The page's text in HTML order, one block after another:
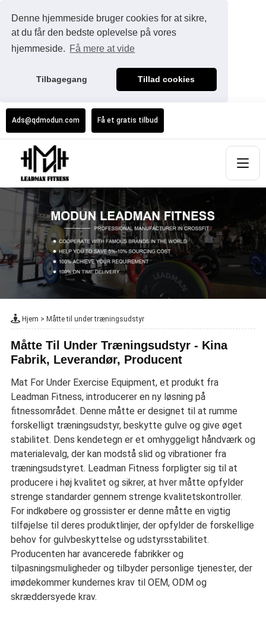
Denne hjemmeside bruger cookies for at sikre,
at du får den bedste oplevelse på vores
hjemmeside. Få mere at vide
Tilbagegang Tillad cookies
Ads@qdmodun.com Få et gratis tilbud
Hjem > Måtte til under træningsudstyr
Måtte Til Under Træningsudstyr - Kina
Fabrik, Leverandør, Producent
Mat For Under Exercise Equipment, et produkt fra
Leadman Fitness, introducerer en ny løsning på
fitnessområdet. Denne måtte er designet til at rumme
forskelligt træningsudstyr, beskytte gulve og give øget
stabilitet. Dens kendetegn er et omhyggeligt håndværk og
materialevalg, der kan modstå slid og vibrationer fra
træningsudstyret. Leadman Fitness forpligter sig til at
producere i høj kvalitet og sikrer, at hver måtte opfylder
strenge standarder gennem strenge kvalitetskontroller.
For indkøbere og grossister er denne måtte en vigtig
tilføjelse til deres produktlinjer, der opfylder de forskellige
behov for gulvbeskyttelse og udstyrsstabilitet.
Producenten har avancerede fabrikker og
tilpasningsmuligheder og tilbyder personlige tjenester, der
imødekommer kundernes krav til OEM, ODM og
skræddersyede krav.